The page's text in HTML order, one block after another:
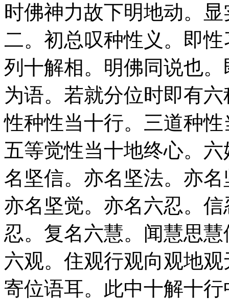
时佛神力故下明地动。
二。初总叹种性义。即
列十解相。明佛同说也
为语。若就分位时即有
性种性当十行。三道种
五等觉性当十地终心。
名坚信。亦名坚法。亦
亦名坚觉。亦名六忍。
忍。复名六慧。闻慧思
六观。住观行观向观地
寄位语耳。此中十解十